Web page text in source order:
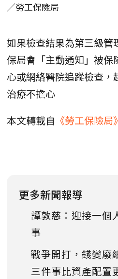
／勞工保險局
如果檢查結果為第三級管
保局會「主動通知」被保
心或網絡醫院追蹤檢查，
治療不擔心
本文轉載自 《勞工保險局》
更多新聞報導
譚敦慈：迎接一個
事
戰爭開打，錢變廢
三件事比資產配置